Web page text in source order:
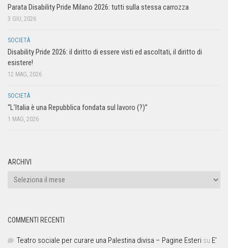
Parata Disability Pride Milano 2026: tutti sulla stessa carrozza
3 GIU, 2026
SOCIETÀ
Disability Pride 2026: il diritto di essere visti ed ascoltati, il diritto di
esistere!
12 MAG, 2026
SOCIETÀ
“L’Italia è una Repubblica fondata sul lavoro (?)”
1 MAG, 2026
ARCHIVI
COMMENTI RECENTI
Teatro sociale per curare una Palestina divisa – Pagine Esteri su E’